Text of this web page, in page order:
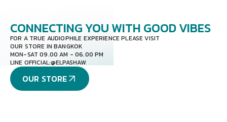
CONNECTING YOU WITH GOOD VIBES
FOR A TRUE AUDIOPHILE EXPERIENCE PLEASE VISIT
OUR STORE IN BANGKOK
MON-SAT 09.00 AM - 06.00 PM
LINE OFFICIAL:@ELPASHAW
OUR STORE